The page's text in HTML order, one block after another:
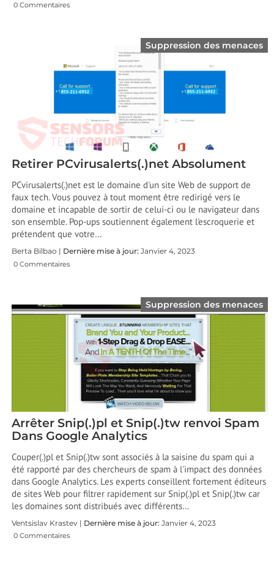
0 Commentaires
Suppression des menaces
Retirer PCvirusalerts(.)net Absolument
PCvirusalerts(.)net est le domaine d'un site Web de support de
faux tech. Vous pouvez à tout moment être redirigé vers le
domaine et incapable de sortir de celui-ci ou le navigateur dans
son ensemble. Pop-ups soutiennent également l'escroquerie et
prétendent que votre…
Berta Bilbao | Dernière mise à jour: Janvier 4, 2023
0 Commentaires
Suppression des menaces
Arrêter Snip(.)pl et Snip(.)tw renvoi Spam
Dans Google Analytics
Couper(.)pl et Snip(.)tw sont associés à la saisine du spam qui a
été rapporté par des chercheurs de spam à l'impact des données
dans Google Analytics. Les experts conseillent fortement éditeurs
de sites Web pour filtrer rapidement sur Snip(.)pl et Snip(.)tw car
les domaines sont distribués avec différents…
Ventsislav Krastev | Dernière mise à jour: Janvier 4, 2023
0 Commentaires